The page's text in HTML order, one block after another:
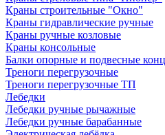
Краны строительные "Окно"
Краны гидравлические ручные
Краны ручные козловые
Краны консольные
Балки опорные и подвесные
Треноги перегрузочные
Треноги перегрузочные ТП
Лебедки
Лебедки ручные рычажные
Лебедки ручные барабанные